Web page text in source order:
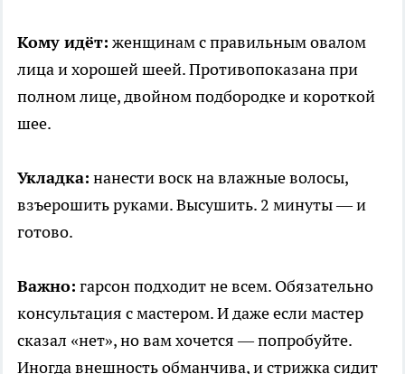
Кому идёт: женщинам с правильным овалом
лица и хорошей шеей. Противопоказана при
полном лице, двойном подбородке и короткой
шее.
Укладка: нанести воск на влажные волосы,
взъерошить руками. Высушить. 2 минуты — и
готово.
Важно: гарсон подходит не всем. Обязательно
консультация с мастером. И даже если мастер
сказал «нет», но вам хочется — попробуйте.
Иногда внешность обманчива, и стрижка сидит